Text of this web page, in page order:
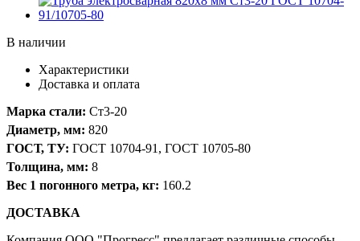
В наличии
Характеристики
Доставка и оплата
Марка стали: Ст3-20
Диаметр, мм: 820
ГОСТ, ТУ: ГОСТ 10704-91, ГОСТ 10705-80
Толщина, мм: 8
Вес 1 погонного метра, кг: 160.2
ДОСТАВКА